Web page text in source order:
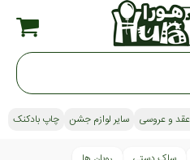
عقد و عروسی سایر لوازم جشن چاپ بادکنک